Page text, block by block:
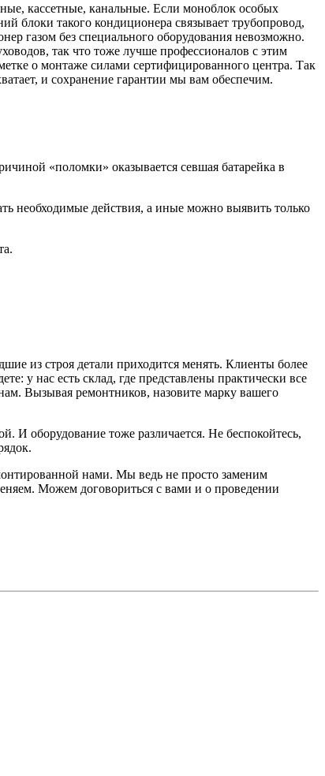
кассетные, канальные. Если моноблок особых
блоки такого кондиционера связывает трубопровод,
газом без специального оборудования невозможно.
так что тоже лучше профессионалов с этим
о монтаже силами сертифицированного центра. Так
и сохранение гарантии мы вам обеспечим.
«поломки» оказывается севшая батарейка в
необходимые действия, а иные можно выявить только
из строя детали приходится менять. Клиенты более
у нас есть склад, где представлены практически все
Вызывая ремонтников, назовите марку вашего
И оборудование тоже различается. Не беспокойтесь,
нами. Мы ведь не просто заменим
Можем договориться с вами и о проведении